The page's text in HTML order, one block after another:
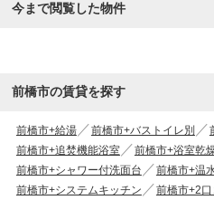
今まで閲覧した物件
前橋市の賃貸を探す
前橋市+給湯 前橋市+バストイレ別
前橋市+追焚機能浴室
前橋市+浴室乾
前橋市+シャワー付洗面台
前橋市+温
前橋市+システムキッチン
前橋市+2口